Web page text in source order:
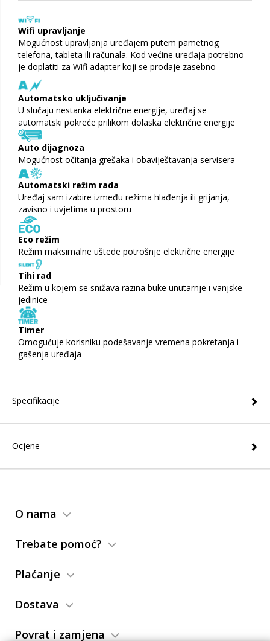
Wifi upravljanje
Mogućnost upravljanja uređajem putem pametnog
telefona, tableta ili računala. Kod većine uređaja potrebno
je doplatiti za Wifi adapter koji se prodaje zasebno
Automatsko uključivanje
U slučaju nestanka električne energije, uređaj se
automatski pokreće prilikom dolaska električne energije
Auto dijagnoza
Mogućnost očitanja grešaka i obaviještavanja servisera
Automatski režim rada
Uređaj sam izabire između režima hlađenja ili grijanja,
zavisno i uvjetima u prostoru
Eco režim
Režim maksimalne uštede potrošnje električne energije
Tihi rad
Režim u kojem se snižava razina buke unutarnje i vanjske
jedinice
Timer
Omogućuje korisniku podešavanje vremena pokretanja i
gašenja uređaja
Specifikacije
Ocjene
O nama
Trebate pomoć?
Plaćanje
Dostava
Povrat i zamjena